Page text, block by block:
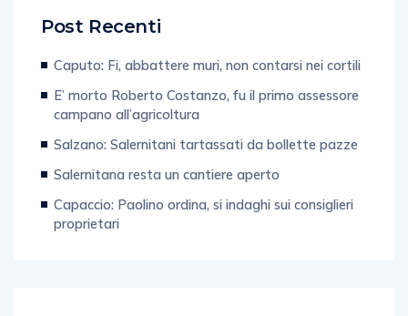
Post Recenti
Caputo: Fi, abbattere muri, non contarsi nei cortili
E’ morto Roberto Costanzo, fu il primo assessore
campano all’agricoltura
Salzano: Salernitani tartassati da bollette pazze
Salernitana resta un cantiere aperto
Capaccio: Paolino ordina, si indaghi sui consiglieri
proprietari